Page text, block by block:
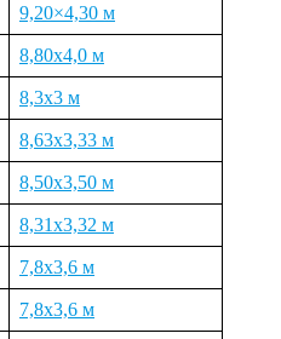
9,20×4,30 м
8,80х4,0 м
8,3х3 м
8,63х3,33 м
8,50х3,50 м
8,31х3,32 м
7,8х3,6 м
7,8х3,6 м